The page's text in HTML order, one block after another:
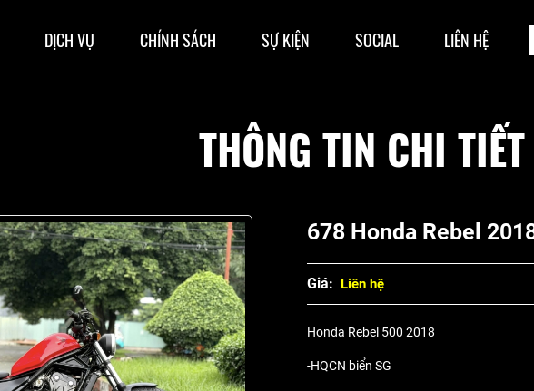
DỊCH VỤ CHÍNH SÁCH SỰ KIỆN SOCIAL LIÊN HỆ
THÔNG TIN CHI TIẾT
678 Honda Rebel
Giá: Liên hệ
Honda Rebel 500 2018
-HQCN biển SG